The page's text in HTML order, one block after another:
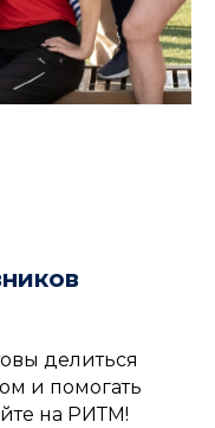
делиться
и помогать
на РИТМ!